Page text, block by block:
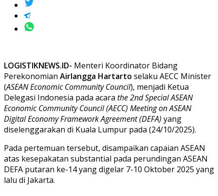
LOGISTIKNEWS.ID- Menteri Koordinator Bidang
Perekonomian Airlangga Hartarto selaku AECC Minister
(ASEAN Economic Community Council), menjadi Ketua
Delegasi Indonesia pada acara the 2nd Special ASEAN
Economic Community Council (AECC) Meeting on ASEAN
Digital Economy Framework Agreement (DEFA) yang
diselenggarakan di Kuala Lumpur pada (24/10/2025).
Pada pertemuan tersebut, disampaikan capaian ASEAN
atas kesepakatan substantial pada perundingan ASEAN
DEFA putaran ke-14 yang digelar 7-10 Oktober 2025 yang
lalu di Jakarta.